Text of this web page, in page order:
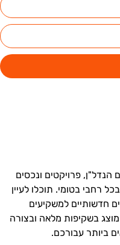
פרויקטים ונכסים
רחבי בטומי. תוכלו לעיין
חדשותיים למשקיעים
בשקיפות מלאה ובצורה
ביותר עבורכם.